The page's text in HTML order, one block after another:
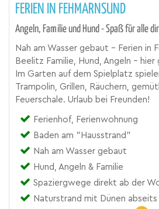
FERIEN IN FEHMARNSUND
Angeln, Familie und Hund - Spaß für alle
Nah am Wasser gebaut - Ferien in
Beelitz Familie, Hund, Angeln - hier
Im Garten auf dem Spielplatz
Trampolin, Grillen, Räuchern,
Feuerschale. Urlaub bei Freunden!
Ferienhof, Ferienwohnung
Baden am "Hausstrand"
Nah am Wasser gebaut
Hund, Angeln & Familie
Spaziergwege direkt ab der
Naturstrand mit Dünen abseits